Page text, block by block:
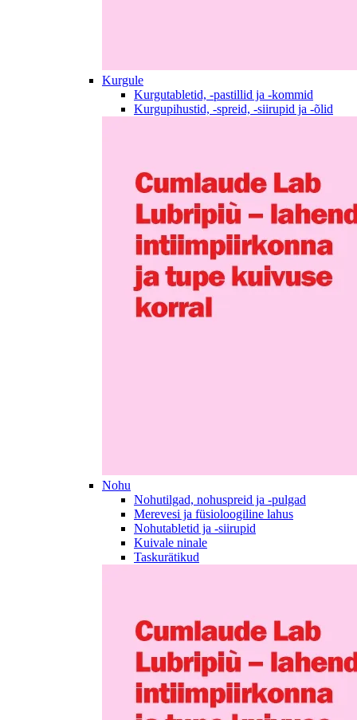
Kurgule
Kurgutabletid, -pastillid ja -kommid
Kurgupihustid, -spreid, -siirupid ja -õlid
Nohu
Nohutilgad, nohuspreid ja -pulgad
Merevesi ja füsioloogiline lahus
Nohutabletid ja -siirupid
Kuivale ninale
Taskurätikud